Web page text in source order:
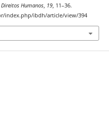
Humanos, 19, 11–36.
index.php/ibdh/article/view/394